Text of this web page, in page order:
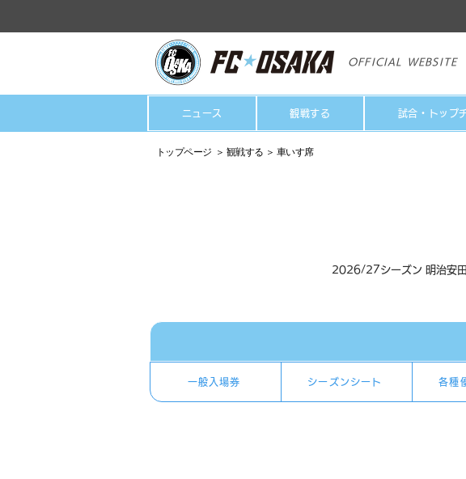
OFFICIAL WEBSITE
ニュース 観戦する 試合・トップ
トップページ ＞ 観戦する ＞ 車いす席
2026/27シーズン 明治安田
一般入場券 シーズンシート 各種